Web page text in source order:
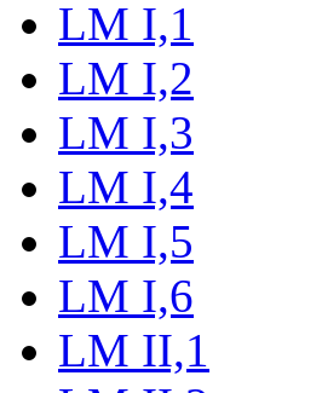
LM I,1
LM I,2
LM I,3
LM I,4
LM I,5
LM I,6
LM II,1